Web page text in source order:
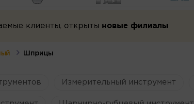
клиенты, открыты новые филиалы
Шприцы
Измерительный инструмент